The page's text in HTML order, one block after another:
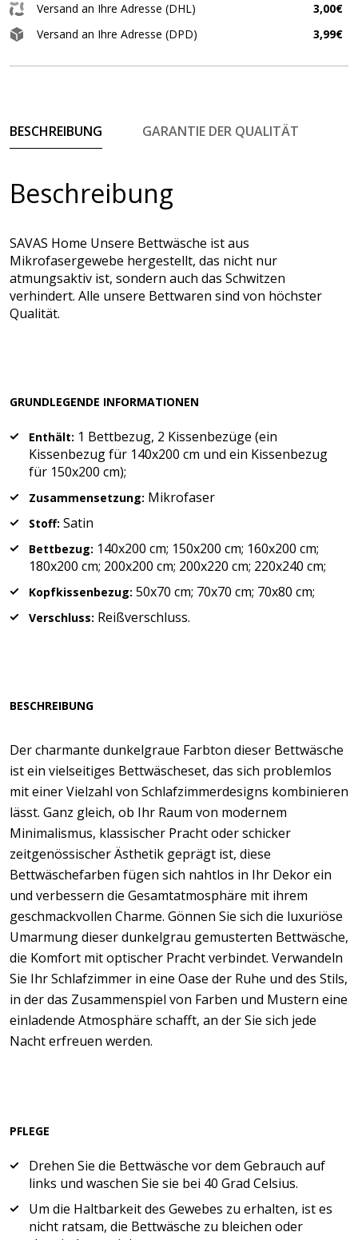
Versand an Ihre Adresse (DHL)
3,00€
Versand an Ihre Adresse (DPD)
3,99€
BESCHREIBUNG GARANTIE DER QUALITÄT
Beschreibung
SAVAS Home Unsere Bettwäsche ist aus
Mikrofasergewebe hergestellt, das nicht nur
atmungsaktiv ist, sondern auch das Schwitzen
verhindert. Alle unsere Bettwaren sind von höchster
Qualität.
GRUNDLEGENDE INFORMATIONEN
Enthält: 1 Bettbezug, 2 Kissenbezüge (ein
Kissenbezug für 140x200 cm und ein Kissenbezug
für 150x200 cm);
Zusammensetzung: Mikrofaser
Stoff: Satin
Bettbezug: 140x200 cm; 150x200 cm; 160x200 cm;
180x200 cm; 200x200 cm; 200x220 cm; 220x240 cm;
Kopfkissenbezug: 50x70 cm; 70x70 cm; 70x80 cm;
Verschluss: Reißverschluss.
BESCHREIBUNG
Der charmante dunkelgraue Farbton dieser Bettwäsche
ist ein vielseitiges Bettwäscheset, das sich problemlos
mit einer Vielzahl von Schlafzimmerdesigns kombinieren
lässt. Ganz gleich, ob Ihr Raum von modernem
Minimalismus, klassischer Pracht oder schicker
zeitgenössischer Ästhetik geprägt ist, diese
Bettwäschefarben fügen sich nahtlos in Ihr Dekor ein
und verbessern die Gesamtatmosphäre mit ihrem
geschmackvollen Charme. Gönnen Sie sich die luxuriöse
Umarmung dieser dunkelgrau gemusterten Bettwäsche,
die Komfort mit optischer Pracht verbindet. Verwandeln
Sie Ihr Schlafzimmer in eine Oase der Ruhe und des Stils,
in der das Zusammenspiel von Farben und Mustern eine
einladende Atmosphäre schafft, an der Sie sich jede
Nacht erfreuen werden.
PFLEGE
Drehen Sie die Bettwäsche vor dem Gebrauch auf
links und waschen Sie sie bei 40 Grad Celsius.
Um die Haltbarkeit des Gewebes zu erhalten, ist es
nicht ratsam, die Bettwäsche zu bleichen oder